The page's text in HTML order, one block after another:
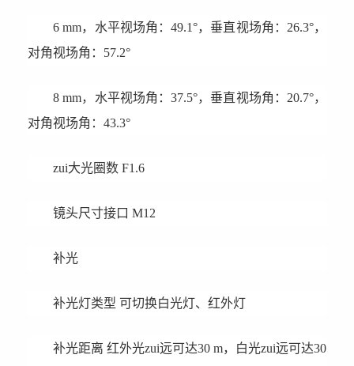
6 mm，水平视场角：49.1°，垂直视场角：26.3°，
对角视场角：57.2°
8 mm，水平视场角：37.5°，垂直视场角：20.7°，
对角视场角：43.3°
zui大光圈数 F1.6
镜头尺寸接口 M12
补光
补光灯类型 可切换白光灯、红外灯
补光距离 红外光zui远可达30 m，白光zui远可达30